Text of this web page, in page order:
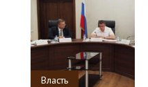
Власть